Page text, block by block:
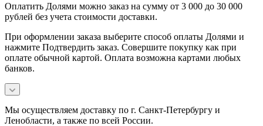
Оплатить Долями можно заказ на сумму от 3 000 до 30 000
рублей без учета стоимости доставки.
При оформлении заказа выберите способ оплаты Долями и
нажмите Подтвердить заказ. Совершите покупку как при
оплате обычной картой. Оплата возможна картами любых
банков.
Мы осуществляем доставку по г. Санкт-Петербургу и
Ленобласти, а также по всей России.